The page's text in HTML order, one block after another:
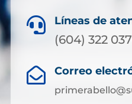
 Líneas de
(604) 322
 Correo